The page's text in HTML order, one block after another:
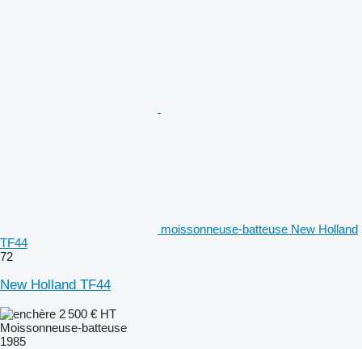
moissonneuse-batteuse New Holland
TF44
72
New Holland TF44
2 500 € HT
Moissonneuse-batteuse
1985